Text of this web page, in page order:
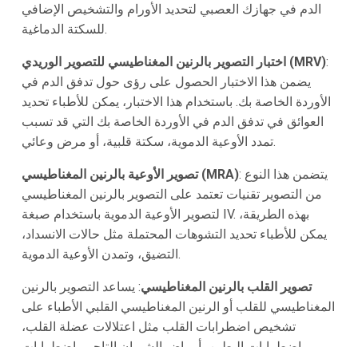
الدم في جهازك العصبي لتحديد الأورام والتشخيص الإضافي
للسكتة الدماغية.
اختبار التصوير بالرنين المغناطيسي للتصوير الوريدي (MRV):
يضمن هذا الاختبار الحصول على رؤى حول تدفق الدم في
الأوردة الخاصة بك. باستخدام هذا الاختبار، يمكن للأطباء تحديد
العوائق في تدفق الدم في الأوردة الخاصة بك التي قد تسبب
تمدد الأوعية الدموية، سكتة قلبية، أو مرض وعائي.
تصوير الأوعية بالرنين المغناطيسي (MRA): يتضمن هذا النوع
من التصوير تقنيات تعتمد على التصوير بالرنين المغناطيسي
لتصوير الأوعية الدموية باستخدام صبغة IV. بهذه الطريقة،
يمكن للأطباء تحديد التشوهات المحتملة مثل حالات الانسداد،
التضيق، وتمدن الأوعية الدموية.
تصوير القلب بالرنين المغناطيسي: يساعد التصوير بالرنين
المغناطيسي للقلب أو الرنين المغناطيسي القلبي الأطباء على
تشخيص اضطرابات القلب مثل اعتلالات عضلة القلب،